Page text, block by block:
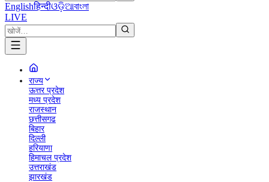
Englishहिन्दीଓଡ଼ିଆবাংলা
LIVE
राज्य
ऊत्तर प्रदेश
मध्य प्रदेश
राजस्थान
छत्तीसगढ
बिहार
दिल्ली
हरियाणा
हिमाचल प्रदेश
उत्तराखंड
झारखंड